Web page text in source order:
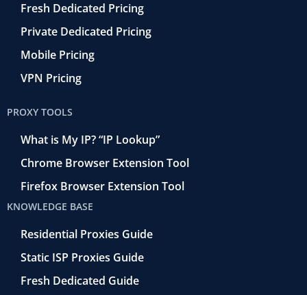
Fresh Dedicated Pricing
Private Dedicated Pricing
Mobile Pricing
VPN Pricing
PROXY TOOLS
What is My IP? “IP Lookup”
Chrome Browser Extension Tool
Firefox Browser Extension Tool
KNOWLEDGE BASE
Residential Proxies Guide
Static ISP Proxies Guide
Fresh Dedicated Guide